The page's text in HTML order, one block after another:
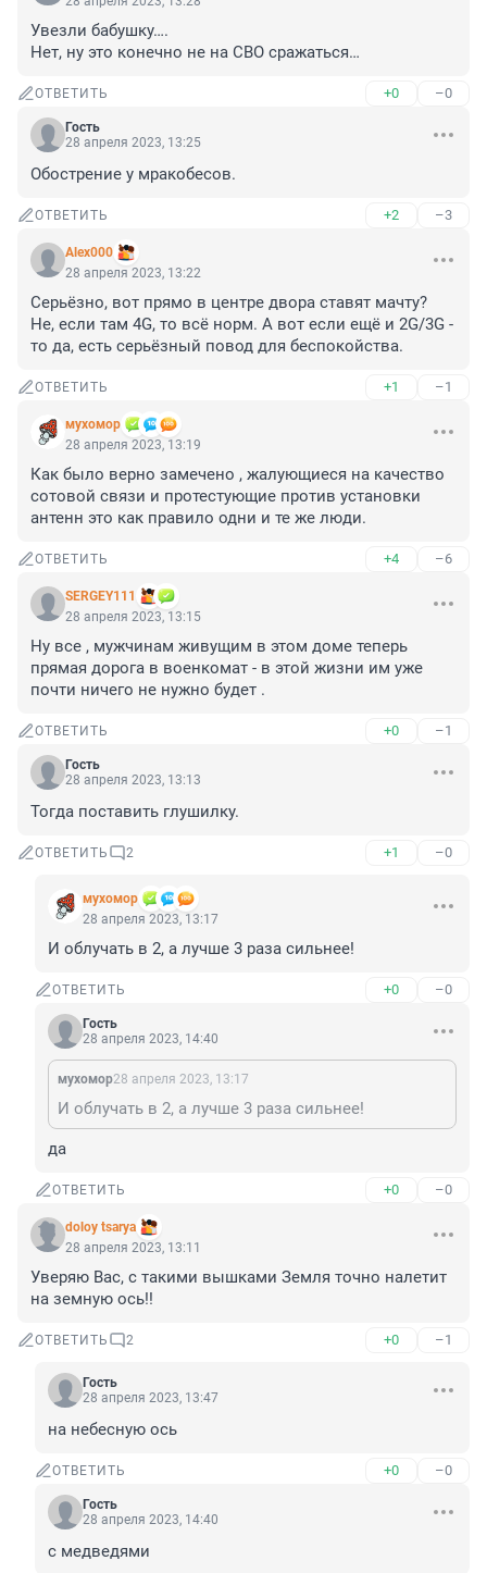
Увезли бабушку….
Нет, ну это конечно не на СВО сражаться…
ОТВЕТИТЬ +0 –0
Гость
28 апреля 2023, 13:25
Обострение у мракобесов.
ОТВЕТИТЬ +2 –3
Alex000
28 апреля 2023, 13:22
Серьёзно, вот прямо в центре двора ставят мачту?
Не, если там 4G, то всё норм. А вот если ещё и 2G/3G -
то да, есть серьёзный повод для беспокойства.
ОТВЕТИТЬ +1 –1
мухомор
28 апреля 2023, 13:19
Как было верно замечено , жалующиеся на качество
сотовой связи и протестующие против установки
антенн это как правило одни и те же люди.
ОТВЕТИТЬ +4 –6
SERGEY111
28 апреля 2023, 13:15
Ну все , мужчинам живущим в этом доме теперь
прямая дорога в военкомат - в этой жизни им уже
почти ничего не нужно будет .
ОТВЕТИТЬ +0 –1
Гость
28 апреля 2023, 13:13
Тогда поставить глушилку.
ОТВЕТИТЬ 2 +1 –0
мухомор
28 апреля 2023, 13:17
И облучать в 2, а лучше 3 раза сильнее!
ОТВЕТИТЬ +0 –0
Гость
28 апреля 2023, 14:40
мухомор28 апреля 2023, 13:17
И облучать в 2, а лучше 3 раза сильнее!
да
ОТВЕТИТЬ +0 –0
doloy tsarya
28 апреля 2023, 13:11
Уверяю Вас, с такими вышками Земля точно налетит
на земную ось!!
ОТВЕТИТЬ 2 +0 –1
Гость
28 апреля 2023, 13:47
на небесную ось
ОТВЕТИТЬ +0 –0
Гость
28 апреля 2023, 14:40
с медведями